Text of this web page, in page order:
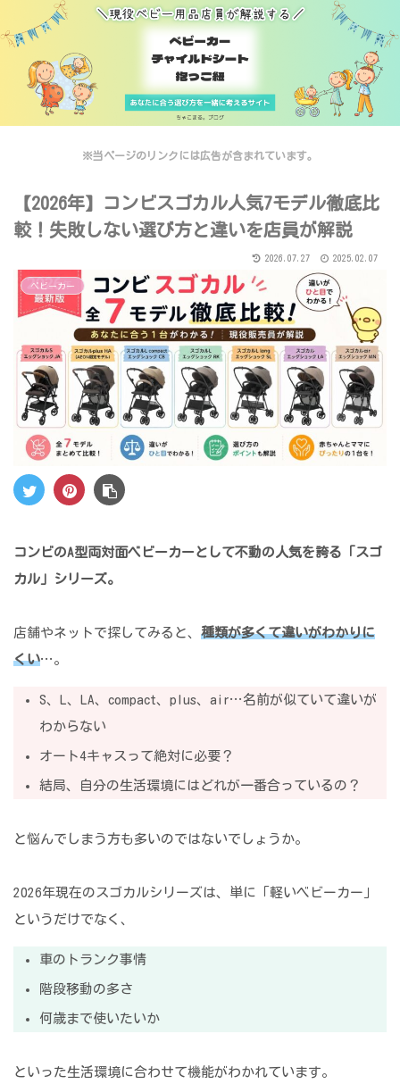
※当ページのリンクには広告が含まれています。
【2026年】コンビスゴカル人気7モデル徹底比
較！失敗しない選び方と違いを店員が解説
2026.07.27 2025.02.07
ベビーカー
コンビのA型両対面ベビーカーとして不動の人気を誇る「スゴ
カル」シリーズ。
店舗やネットで探してみると、 種類が多くて違いがわかりに
くい…。
S、L、LA、compact、plus、air…名前が似ていて違いが
わからない
オート4キャスって絶対に必要？
結局、自分の生活環境にはどれが一番合っているの？
と悩んでしまう方も多いのではないでしょうか。
2026年現在のスゴカルシリーズは、単に「軽いベビーカー」
というだけでなく、
車のトランク事情
階段移動の多さ
何歳まで使いたいか
といった生活環境に合わせて機能がわかれています。